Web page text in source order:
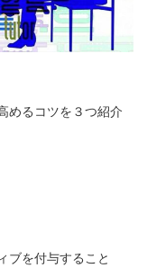
めるコツを３つ紹介
ブを付与すること